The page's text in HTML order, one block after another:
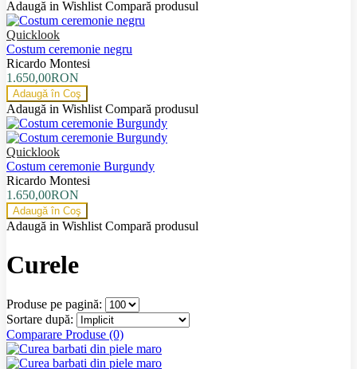
Adaugă in Wishlist Compară produsul
Quicklook
Costum ceremonie negru
Ricardo Montesi
1.650,00RON
Adaugă în Coş
Adaugă in Wishlist Compară produsul
Quicklook
Costum ceremonie Burgundy
Ricardo Montesi
1.650,00RON
Adaugă în Coş
Adaugă in Wishlist Compară produsul
Curele
Produse pe pagină:
Sortare după:
Comparare Produse (0)